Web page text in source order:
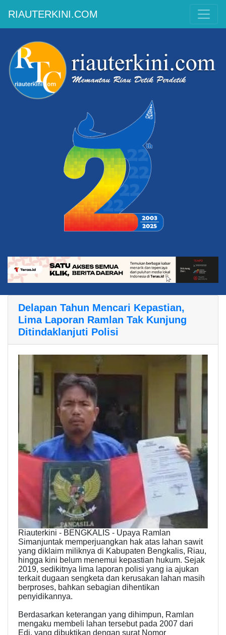
RIAUTERKINI.COM
Delapan Tahun Mencari Kepastian,
Lima Laporan Ramlan Tak Kunjung
Ditindaklanjuti Polisi
Riauterkini - BENGKALIS - Upaya Ramlan
Simanjuntak memperjuangkan hak atas lahan sawit
yang diklaim miliknya di Kabupaten Bengkalis, Riau,
hingga kini belum menemui kepastian hukum. Sejak
2019, sedikitnya lima laporan polisi yang ia ajukan
terkait dugaan sengketa dan kerusakan lahan masih
berproses, bahkan sebagian dihentikan
penyidikannya.
Berdasarkan keterangan yang dihimpun, Ramlan
mengaku membeli lahan tersebut pada 2007 dari
Edi, yang dibuktikan dengan surat Nomor